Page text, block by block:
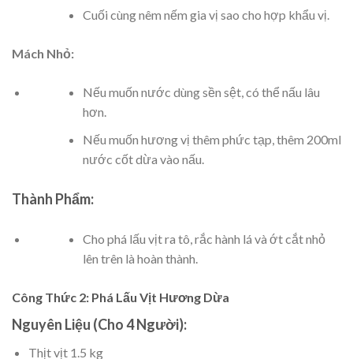
Cuối cùng nêm nếm gia vị sao cho hợp khẩu vị.
Mách Nhỏ:
Nếu muốn nước dùng sền sệt, có thể nấu lâu
hơn.
Nếu muốn hương vị thêm phức tạp, thêm 200ml
nước cốt dừa vào nấu.
Thành Phẩm:
Cho phá lấu vịt ra tô, rắc hành lá và ớt cắt nhỏ
lên trên là hoàn thành.
Công Thức 2: Phá Lấu Vịt Hương Dừa
Nguyên Liệu (Cho 4 Người):
Thịt vịt 1.5 kg